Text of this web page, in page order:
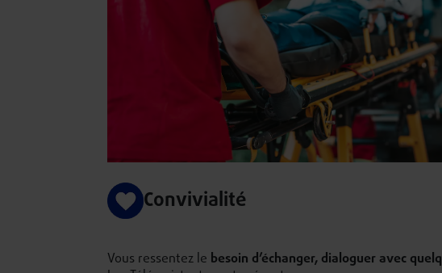
Convivialité
Vous ressentez le besoin d’échanger, dialoguer avec